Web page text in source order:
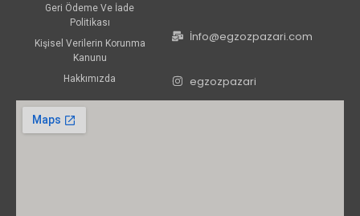
Geri Ödeme Ve İade
Politikası
Kişisel Verilerin Korunma
Kanunu
Hakkımızda
İnfo@egzozpazari.com
egzozpazari